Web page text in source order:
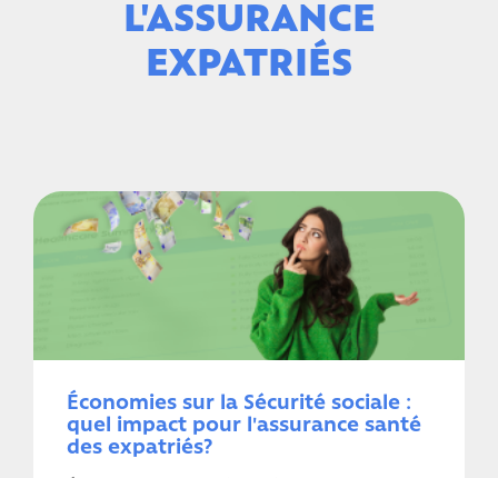
L'ASSURANCE
EXPATRIÉS
Économies sur la Sécurité sociale :
quel impact pour l'assurance santé
des expatriés?